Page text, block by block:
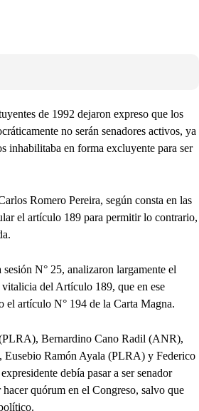
de 1992 dejaron expreso que los
no serán senadores activos, ya
inhabilitaba en forma excluyente para ser
Romero Pereira, según consta en las
el artículo 189 para permitir lo contrario,
N° 25, analizaron largamente el
del Artículo 189, que en ese
el artículo N° 194 de la Carta Magna.
Bernardino Cano Radil (ANR),
Ramón Ayala (PLRA) y Federico
debía pasar a ser senador
quórum en el Congreso, salvo que